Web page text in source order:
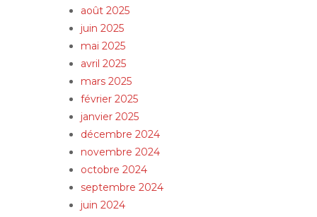
août 2025
juin 2025
mai 2025
avril 2025
mars 2025
février 2025
janvier 2025
décembre 2024
novembre 2024
octobre 2024
septembre 2024
juin 2024